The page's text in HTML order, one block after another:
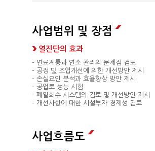
사업범위 및 장점
열진단의 효과
- 연료계통과 연소 관리의 문제점 검토
- 공정 및 조업개선에 의한 개선방안 제시
- 손실요인 분석과 효율향상 방안 제시
- 공업로 성능 시험
- 폐열회수 시스템의 검토 및 개선방안 제시
- 개선사항에 대한 시설투자 경제성 검토
사업흐름도